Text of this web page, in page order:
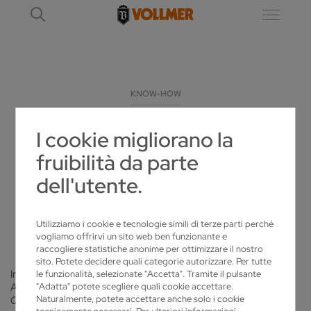
I cookie migliorano la
fruibilità da parte
dell'utente.
Utilizziamo i cookie e tecnologie simili di terze parti perché
vogliamo offrirvi un sito web ben funzionante e
raccogliere statistiche anonime per ottimizzare il nostro
sito. Potete decidere quali categorie autorizzare. Per tutte
le funzionalità, selezionate "Accetta". Tramite il pulsante
"Adatta" potete scegliere quali cookie accettare.
Naturalmente, potete accettare anche solo i cookie
KNOW-HOW
IL NOSTRO KNOW-HOW. IL SUO
VANTAGGIO
APPROFFITTI DELLE CONOSCENZE DA
ESPERTA
Indagare l'esistente. Provare il nuovo. Trovare ottime soluzioni.
Arrendersi mai per ottimizzare, facilitare, precisare le cose.
Questo da sempre fu il motore di VOLLMER. Dopo più di 100